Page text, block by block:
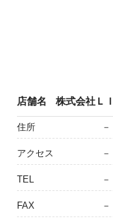
店舗名 株式会社Ｌ
住所 －
アクセス －
TEL －
FAX －